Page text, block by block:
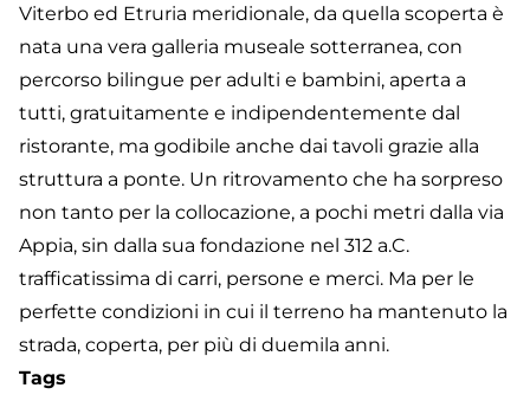
Viterbo ed Etruria meridionale, da quella scoperta è
nata una vera galleria museale sotterranea, con
percorso bilingue per adulti e bambini, aperta a
tutti, gratuitamente e indipendentemente dal
ristorante, ma godibile anche dai tavoli grazie alla
struttura a ponte. Un ritrovamento che ha sorpreso
non tanto per la collocazione, a pochi metri dalla via
Appia, sin dalla sua fondazione nel 312 a.C.
trafficatissima di carri, persone e merci. Ma per le
perfette condizioni in cui il terreno ha mantenuto la
strada, coperta, per più di duemila anni.
Tags